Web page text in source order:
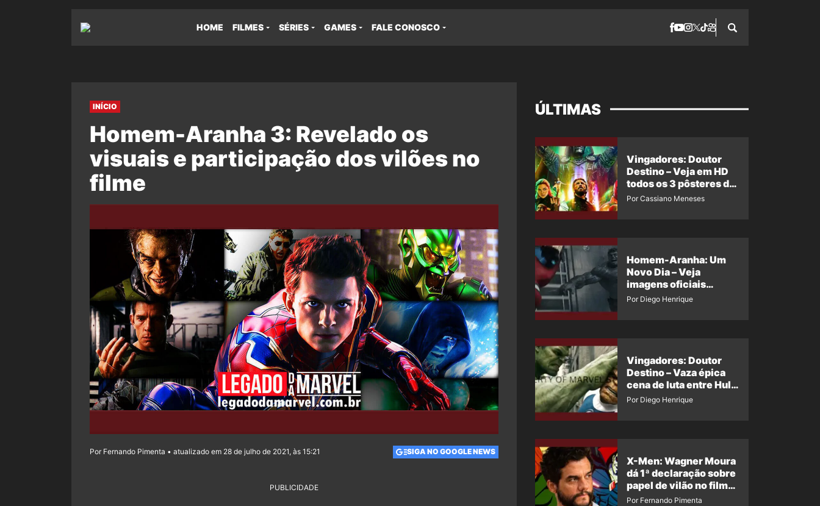
HOME FILMES SÉRIES GAMES FALE CONOSCO
INÍCIO
Homem-Aranha 3: Revelado os
visuais e participação dos vilões no
filme
Por Fernando Pimenta • atualizado em 28 de julho de 2021, às 15:21 SIGA NO GOOGLE NEWS
PUBLICIDADE
ÚLTIMAS
Vingadores: Doutor
Destino – Veja em HD
todos os 3 pôsteres de
‘Doomsday’ + 1 imagem
Por Cassiano Meneses
Homem-Aranha: Um
Novo Dia – Veja
imagens oficiais
descartadas do Hulk
Por Diego Henrique
Vingadores: Doutor
Destino – Vaza épica
cena de luta entre Hulk
e o Coisa
Por Diego Henrique
X-Men: Wagner Moura
dá 1ª declaração sobre
papel de vilão no filme
da Marvel
Por Fernando Pimenta